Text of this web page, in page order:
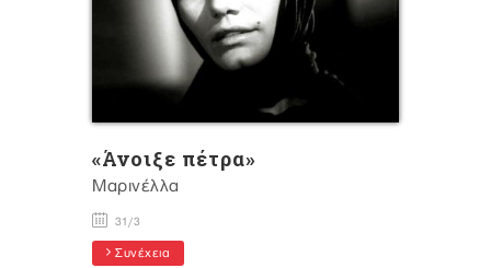
«Άνοιξε πέτρα»
Μαρινέλλα
31/3
Συνέχεια